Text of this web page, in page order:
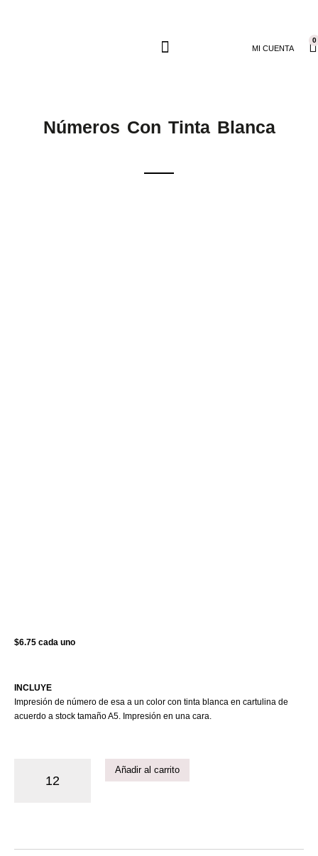
MI CUENTA
0
Números Con Tinta Blanca
$6.75 cada uno
INCLUYE
Impresión de número de esa a un color con tinta blanca en cartulina de
acuerdo a stock tamaño A5. Impresión en una cara.
Añadir al carrito